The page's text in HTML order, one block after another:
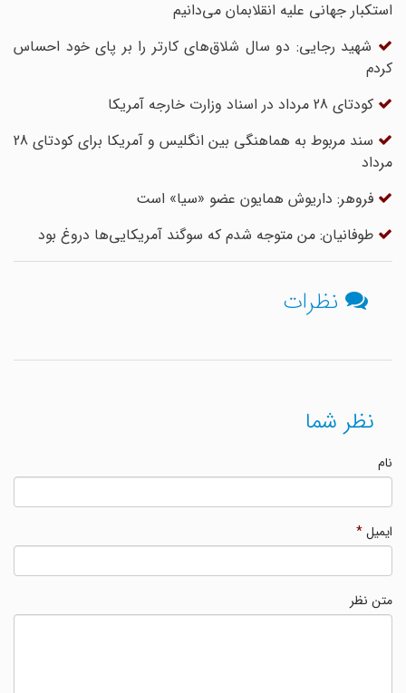
استکبار جهانی علیه انقلابمان می‌دانیم
شهید رجایی: دو سال شلاق‌های کارتر را بر پای خود احساس
کردم
کودتای 28 مرداد در اسناد وزارت خارجه آمریکا
سند مربوط به هماهنگی بین انگلیس و آمریکا برای کودتای 28
مرداد
فروهر: داریوش همایون عضو «سیا» است
طوفانیان: من متوجه شدم که سوگند آمریکایی‌ها دروغ بود
نظرات
نظر شما
ایمیل*
متن نظر